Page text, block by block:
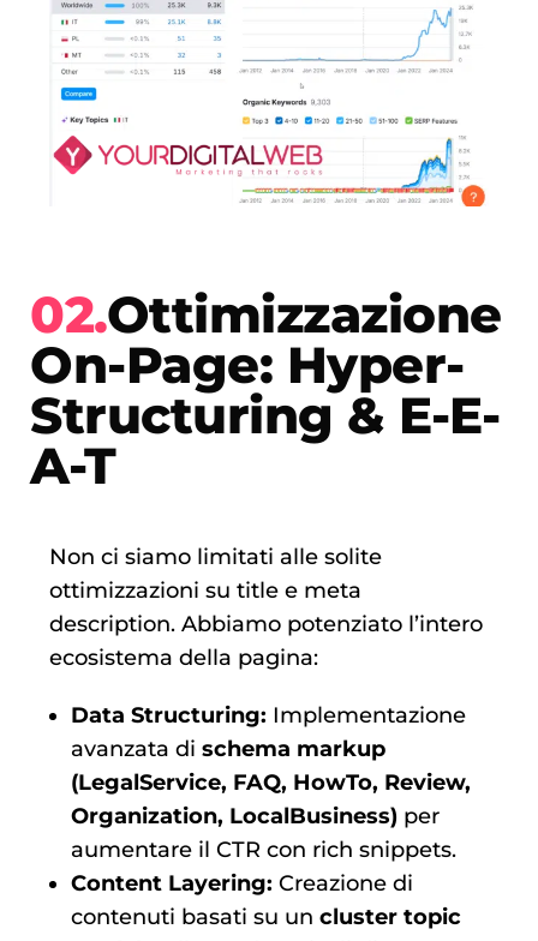
02.Ottimizzazione
On-Page: Hyper-
Structuring & E-E-
A-T
Non ci siamo limitati alle solite
ottimizzazioni su title e meta
description. Abbiamo potenziato l’intero
ecosistema della pagina:
Data Structuring: Implementazione
avanzata di schema markup
(LegalService, FAQ, HowTo, Review,
Organization, LocalBusiness) per
aumentare il CTR con rich snippets.
Content Layering: Creazione di
contenuti basati su un cluster topic